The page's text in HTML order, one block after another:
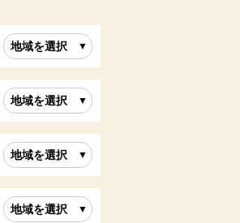
地域を選択
地域を選択
地域を選択
地域を選択